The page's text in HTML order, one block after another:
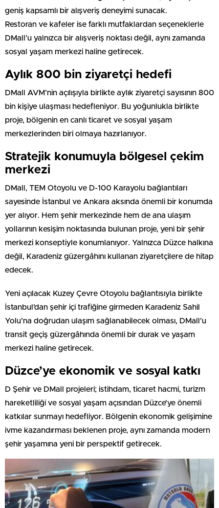
geniş kapsamlı bir alışveriş deneyimi sunacak.
Restoran ve kafeler ise farklı mutfaklardan seçeneklerle
DMall’u yalnızca bir alışveriş noktası değil, aynı zamanda
sosyal yaşam merkezi haline getirecek.
Aylık 800 bin ziyaretçi hedefi
DMall AVM’nin açılışıyla birlikte aylık ziyaretçi sayısının 800
bin kişiye ulaşması hedefleniyor. Bu yoğunlukla birlikte
proje, bölgenin en canlı ticaret ve sosyal yaşam
merkezlerinden biri olmaya hazırlanıyor.
Stratejik konumuyla bölgesel çekim
merkezi
DMall, TEM Otoyolu ve D-100 Karayolu bağlantıları
sayesinde İstanbul ve Ankara aksında önemli bir konumda
yer alıyor. Hem şehir merkezinde hem de ana ulaşım
yollarının kesişim noktasında bulunan proje, yeni bir şehir
merkezi konseptiyle konumlanıyor. Yalnızca Düzce halkına
değil, Karadeniz güzergâhını kullanan ziyaretçilere de hitap
edecek.
Yeni açılacak Kuzey Çevre Otoyolu bağlantısıyla birlikte
İstanbul’dan şehir içi trafiğine girmeden Karadeniz Sahil
Yolu’na doğrudan ulaşım sağlanabilecek olması, DMall’u
transit geçiş güzergâhında önemli bir durak ve yaşam
merkezi haline getirecek.
Düzce’ye ekonomik ve sosyal katkı
D Şehir ve DMall projeleri; istihdam, ticaret hacmi, turizm
hareketliliği ve sosyal yaşam açısından Düzce’ye önemli
katkılar sunmayı hedefliyor. Bölgenin ekonomik gelişimine
ivme kazandırması beklenen proje, aynı zamanda modern
şehir yaşamına yeni bir perspektif getirecek.